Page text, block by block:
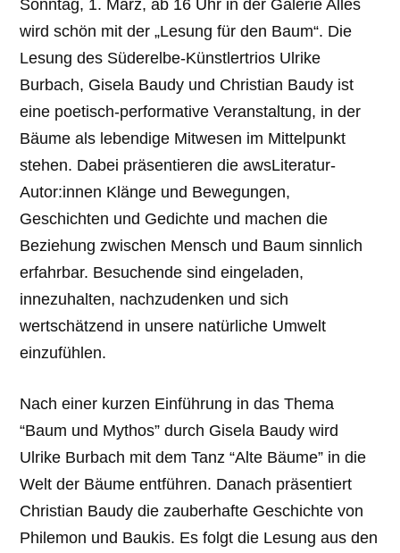
Sonntag, 1. März, ab 16 Uhr in der Galerie Alles
wird schön mit der „Lesung für den Baum“. Die
Lesung des Süderelbe-Künstlertrios Ulrike
Burbach, Gisela Baudy und Christian Baudy ist
eine poetisch-performative Veranstaltung, in der
Bäume als lebendige Mitwesen im Mittelpunkt
stehen. Dabei präsentieren die awsLiteratur-
Autor:innen Klänge und Bewegungen,
Geschichten und Gedichte und machen die
Beziehung zwischen Mensch und Baum sinnlich
erfahrbar. Besuchende sind eingeladen,
innezuhalten, nachzudenken und sich
wertschätzend in unsere natürliche Umwelt
einzufühlen.
Nach einer kurzen Einführung in das Thema
“Baum und Mythos” durch Gisela Baudy wird
Ulrike Burbach mit dem Tanz “Alte Bäume” in die
Welt der Bäume entführen. Danach präsentiert
Christian Baudy die zauberhafte Geschichte von
Philemon und Baukis. Es folgt die Lesung aus den